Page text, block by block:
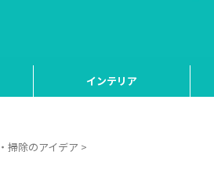
インテリア
掃除のアイデア >